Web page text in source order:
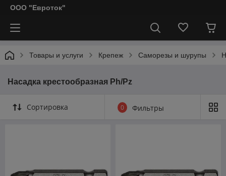
ООО "Евроток"
Товары и услуги Крепеж Саморезы и шурупы
Насадка крестообразная Ph/Pz
Сортировка 0 Фильтры